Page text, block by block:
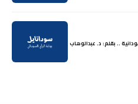
.. بقلم: د. عبدالوهاب